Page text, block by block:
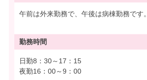
午前は外来勤務で、午後は病棟勤務です。
勤務時間
日勤8：30～17：15
夜勤16：00～9：00